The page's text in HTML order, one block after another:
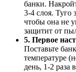
банки.
3-4 слоя. Туго
чтобы она не
защитит от
5. Первое
Поставьте
температуре
день, 1-2 раза